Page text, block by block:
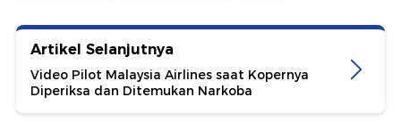
Artikel Selanjutnya
Video Pilot Malaysia Airlines saat Kopernya
Diperiksa dan Ditemukan Narkoba